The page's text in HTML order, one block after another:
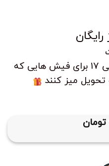
تخفیف ویژه از 9 الی 17 برای فیش هایی که
تومان